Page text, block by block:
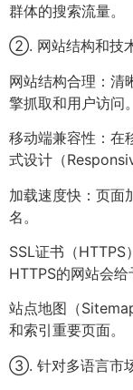
群体的搜索流量。
②. 网站结构和技
网站结构合理：清
擎抓取和用户访问。
移动端兼容性：在
式设计（
加载速度快：页面
名。
SSL证书（HTTPS
HTTPS的网站会给
站点地图（
和索引重要页面。
③. 针对多语言市